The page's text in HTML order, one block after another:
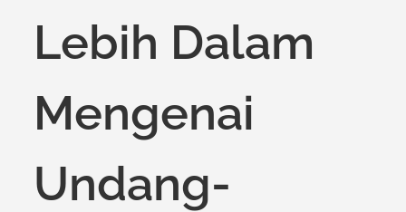
Lebih Dalam
Mengenai
Undang-